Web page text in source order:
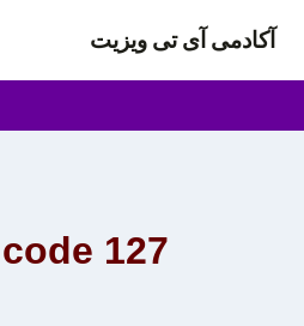
محتوا
آکادمی آی تی ویزیت
127